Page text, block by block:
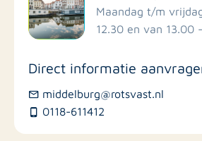
Scholen
Busstations
Maandag t/m
12.30 en van 13.00
Direct informatie
middelburg@rotsvast.nl
0118-611412